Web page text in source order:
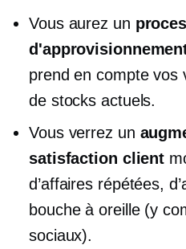
Vous aurez un
prend en compte vos
de stocks actuels.
Vous verrez un
satisfaction client
d’affaires répétées,
bouche à oreille (y
sociaux).